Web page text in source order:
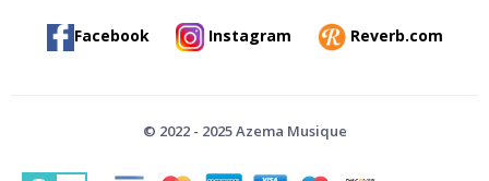
Facebook Instagram Reverb.com
© 2022 - 2025 Azema Musique